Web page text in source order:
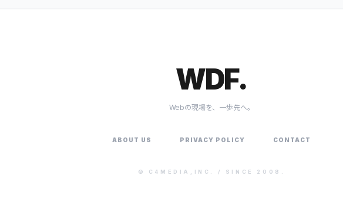
WDF.
Webの現場を、一歩先へ。
ABOUT US PRIVACY POLICY CONTACT
© C4MEDIA,INC. / SINCE 2008.